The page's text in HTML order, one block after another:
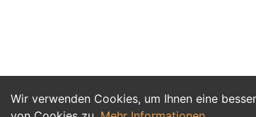
Wir verwenden Cookies, um Ihnen eine